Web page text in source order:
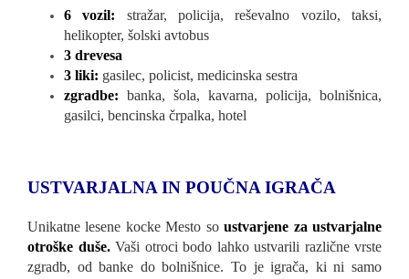
6 vozil: stražar, policija, reševalno vozilo, taksi,
helikopter, šolski avtobus
3 drevesa
3 liki: gasilec, policist, medicinska sestra
zgradbe: banka, šola, kavarna, policija, bolnišnica,
gasilci, bencinska črpalka, hotel
USTVARJALNA IN POUČNA IGRAČA
Unikatne lesene kocke Mesto soustvarjene za ustvarjalne
otroške duše.Vaši otroci bodo lahko ustvarili različne vrste
zgradb, od banke do bolnišnice. To je igrača, ki ni samo